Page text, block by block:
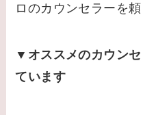
ロのカウンセラーを頼
▼オススメのカウン
ています